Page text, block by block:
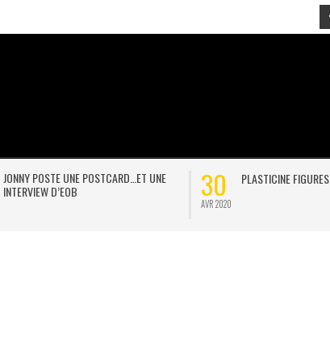
JONNY POSTE UNE POSTCARD…ET UNE
INTERVIEW D’EOB
30
AVR 2020
PLASTICINE FIGURES